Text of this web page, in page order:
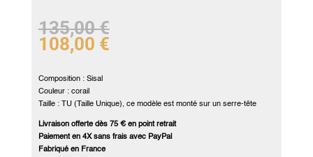
135,00€
108,00 €
Composition : Sisal
Couleur : corail
Taille : TU (Taille Unique), ce modèle est monté sur un serre-tête
Livraison offerte dès 75 € en point retrait
Paiement en 4X sans frais avec PayPal
Fabriqué en France